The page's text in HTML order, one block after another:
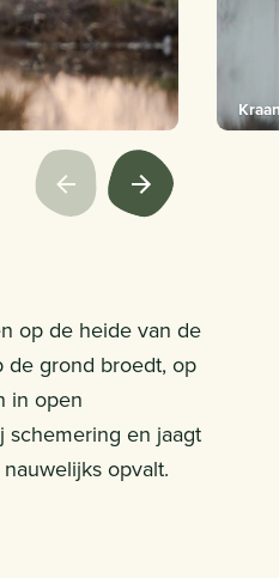
op de heide van de
de grond broedt, op
in open
schemering en jaagt
opvalt.